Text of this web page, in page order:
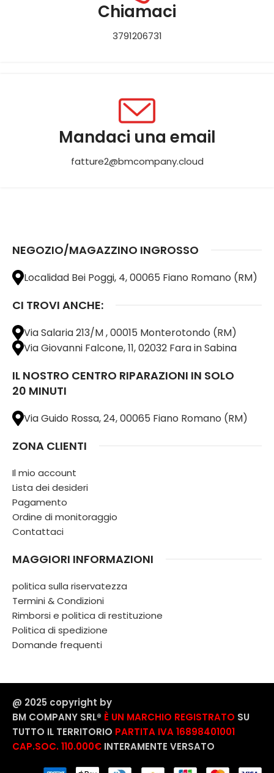
Chiamaci
3791206731
Mandaci una email
fatture2@bmcompany.cloud
NEGOZIO/MAGAZZINO INGROSSO
Localidad Bei Poggi, 4, 00065 Fiano Romano (RM)
CI TROVI ANCHE:
Via Salaria 213/M , 00015 Monterotondo (RM)
Via Giovanni Falcone, 11, 02032 Fara in Sabina
IL NOSTRO CENTRO RIPARAZIONI IN SOLO
20 MINUTI
Via Guido Rossa, 24, 00065 Fiano Romano (RM)
ZONA CLIENTI
Il mio account
Lista dei desideri
Pagamento
Ordine di monitoraggio
Contattaci
MAGGIORI INFORMAZIONI
politica sulla riservatezza
Termini & Condizioni
Rimborsi e politica di restituzione
Politica di spedizione
Domande frequenti
@ 2025 copyright by
BM COMPANY SRL®️ È UN MARCHIO REGISTRATO SU
TUTTO IL TERRITORIO PARTITA IVA 16898401001
CAP.SOC. 110.000€ INTERAMENTE VERSATO